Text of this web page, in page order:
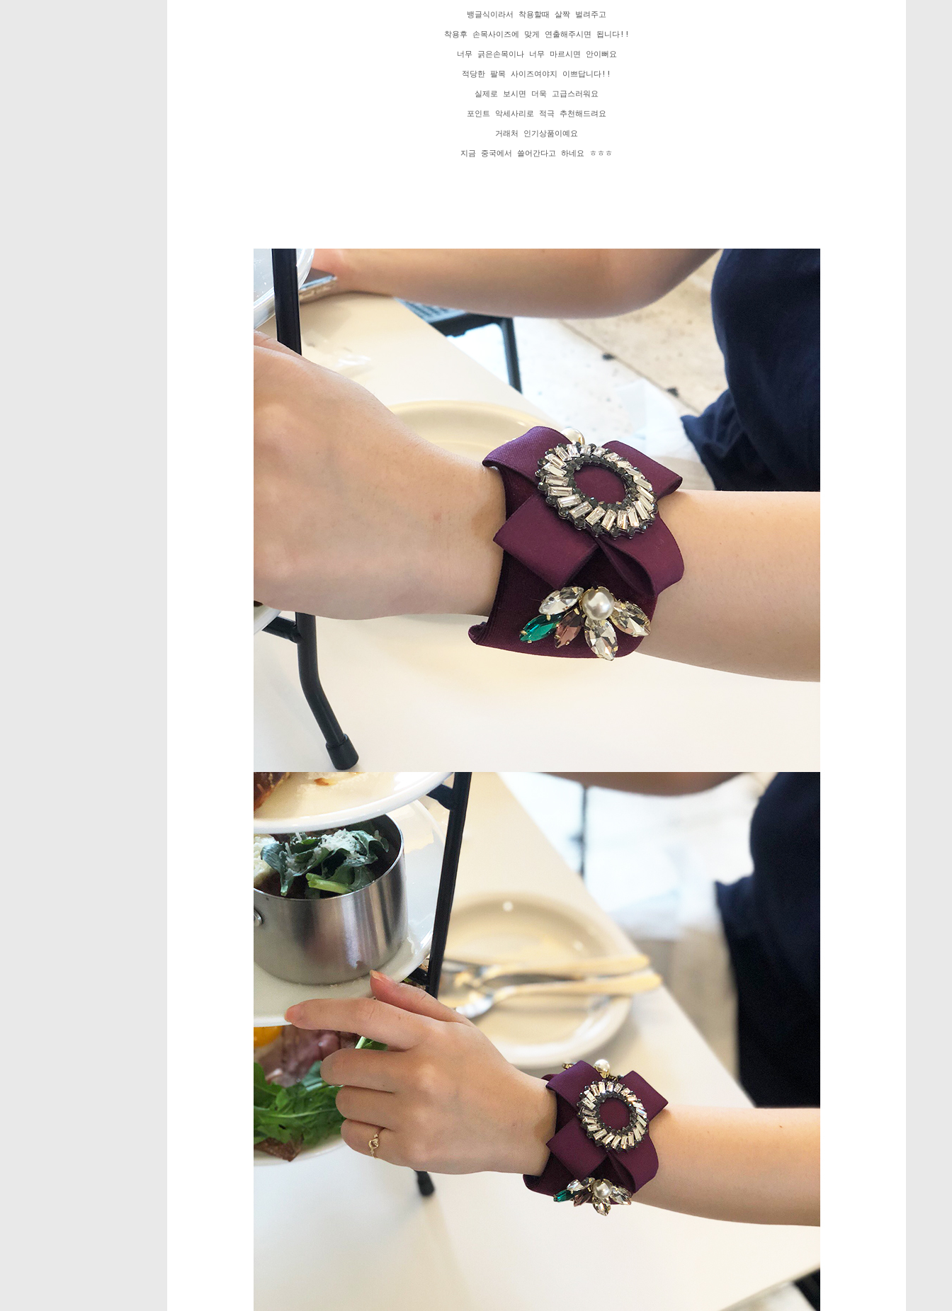
뱅글식이라서 착용할때 살짝 벌려주고
착용후 손목사이즈에 맞게 연출해주시면 됩니다!!
너무 긁은손목이나 너무 마르시면 안이뻐요
적당한 팔목 사이즈여야지 이쁘답니다!!
실제로 보시면 더욱 고급스러워요
포인트 악세사리로 적극 추천해드려요
거래처 인기상품이예요
지금 중국에서 쓸어간다고 하네요 ㅎㅎㅎ